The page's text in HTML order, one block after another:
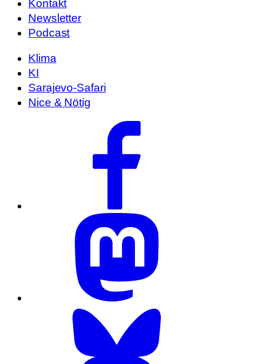
Kontakt
Newsletter
Podcast
Klima
KI
Sarajevo-Safari
Nice & Nötig